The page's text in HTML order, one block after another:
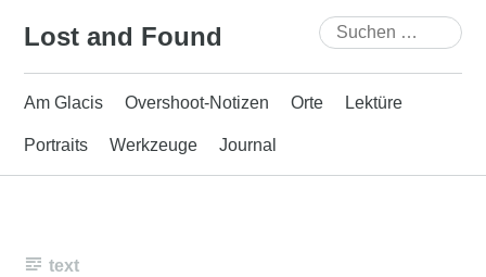
Lost and Found
Suchen
nach:
Am Glacis Overshoot-Notizen Orte Lektüre
Portraits Werkzeuge Journal
text